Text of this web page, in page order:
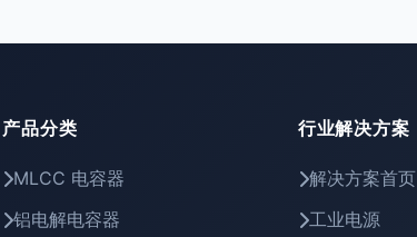
产品分类
MLCC 电容器
铝电解电容器
行业解决方案
解决方案首页
工业电源